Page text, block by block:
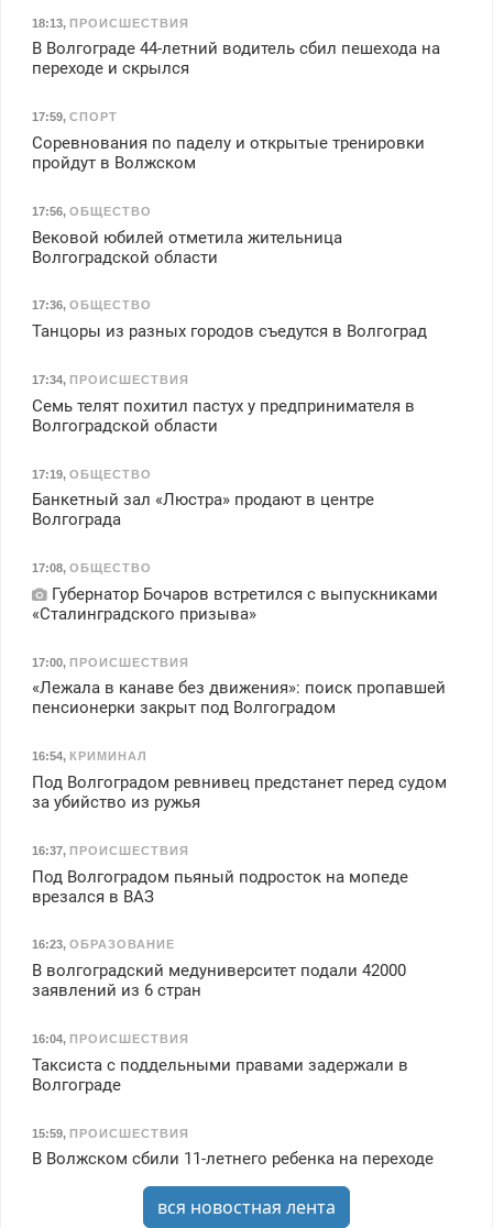
18:13, ПРОИСШЕСТВИЯ
В Волгограде 44-летний водитель сбил пешехода на
переходе и скрылся
17:59, СПОРТ
Соревнования по паделу и открытые тренировки
пройдут в Волжском
17:56, ОБЩЕСТВО
Вековой юбилей отметила жительница
Волгоградской области
17:36, ОБЩЕСТВО
Танцоры из разных городов съедутся в Волгоград
17:34, ПРОИСШЕСТВИЯ
Семь телят похитил пастух у предпринимателя в
Волгоградской области
17:19, ОБЩЕСТВО
Банкетный зал «Люстра» продают в центре
Волгограда
17:08, ОБЩЕСТВО
Губернатор Бочаров встретился с выпускниками
«Сталинградского призыва»
17:00, ПРОИСШЕСТВИЯ
«Лежала в канаве без движения»: поиск пропавшей
пенсионерки закрыт под Волгоградом
16:54, КРИМИНАЛ
Под Волгоградом ревнивец предстанет перед судом
за убийство из ружья
16:37, ПРОИСШЕСТВИЯ
Под Волгоградом пьяный подросток на мопеде
врезался в ВАЗ
16:23, ОБРАЗОВАНИЕ
В волгоградский медуниверситет подали 42000
заявлений из 6 стран
16:04, ПРОИСШЕСТВИЯ
Таксиста с поддельными правами задержали в
Волгограде
15:59, ПРОИСШЕСТВИЯ
В Волжском сбили 11-летнего ребенка на переходе
вся новостная лента